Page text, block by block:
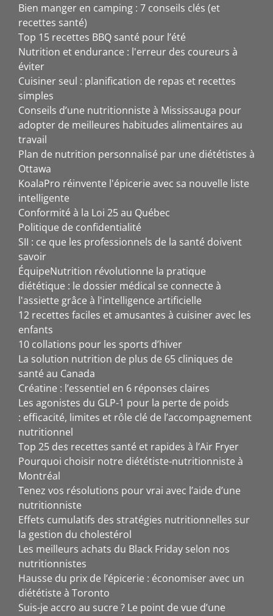
Bien manger en camping : 7 conseils clés (et
recettes santé)
Top 15 recettes BBQ santé pour l’été
Nutrition et endurance : l'erreur des coureurs à
éviter
Cuisiner seul : planification de repas et recettes
simples
Conseils d’une nutritionniste à Mississauga pour
adopter de meilleures habitudes alimentaires au
travail
Plan de nutrition personnalisé par une diététistes à
Ottawa
KoalaPro réinvente l'épicerie avec sa nouvelle liste
intelligente
Conformité à la Loi 25 au Québec
Politique de confidentialité
SII : ce que les professionnels de la santé doivent
savoir
ÉquipeNutrition révolutionne la pratique
diététique : le dossier médical se connecte à
l'assiette grâce à l'intelligence artificielle
12 recettes faciles et amusantes à cuisiner avec les
enfants
10 collations pour les sports d’hiver
La solution nutrition de plus de 65 cliniques de
santé au Canada
Créatine : l’essentiel en 6 réponses claires
Les agonistes du GLP-1 pour la perte de poids
: efficacité, limites et rôle clé de l’accompagnement
nutritionnel
Top 25 des recettes santé et rapides à l’Air Fryer
Pourquoi choisir notre diététiste-nutritionniste à
Montréal
Tenez vos résolutions pour vrai avec l’aide d’une
nutritionniste
Effets cumulatifs des stratégies nutritionnelles sur
la gestion du cholestérol
Les meilleurs achats du Black Friday selon nos
nutritionnistes
Hausse du prix de l’épicerie : économiser avec un
diététiste à Toronto
Suis-je accro au sucre ? Le point de vue d’une